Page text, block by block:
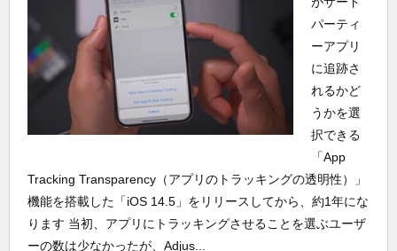
パーティ
ーアプリ
に追跡さ
れるかど
うかを選
択できる
「App
Tracking Transparency（アプリのトラッキングの透明性）」
機能を搭載した「iOS 14.5」をリリースしてから、約1年にな
ります 当初、アプリにトラッキングさせることを選ぶユーザ
ーの数は少なかったが、Adjus...